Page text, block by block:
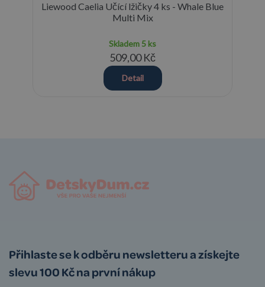
Liewood Caelia Učící lžičky 4 ks - Whale Blue
Multi Mix
Skladem 5 ks
509,00 Kč
Detail
Přihlaste se k odběru newsletteru a získejte
slevu 100 Kč na první nákup